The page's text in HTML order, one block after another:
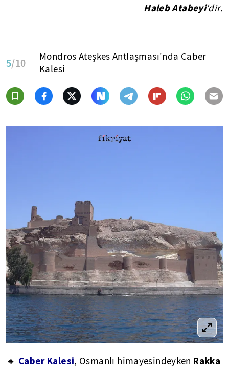
Haleb Atabeyi'dir.
5/10
Mondros Ateşkes Antlaşması'nda Caber
Kalesi
🔸 Caber Kalesi, Osmanlı himayesindeyken Rakka